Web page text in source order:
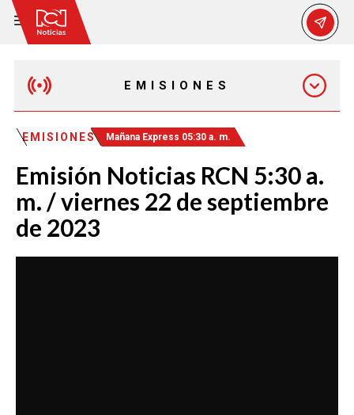
EMISIONES
MAÑANA EXPRESS
EMISIÓN 12:30 PM
EMISIONES Mañana Express 05:30 a. m.
Emisión Noticias RCN 5:30 a.
m. / viernes 22 de septiembre
de 2023